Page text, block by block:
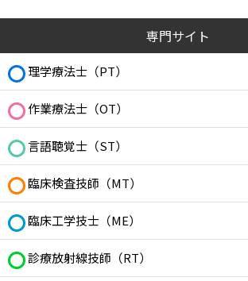
専門サイト
理学療法士（PT）
作業療法士（OT）
言語聴覚士（ST）
臨床検査技師（MT）
臨床工学技士（ME）
診療放射線技師（RT）